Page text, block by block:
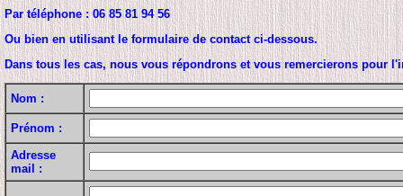
Par téléphone : 06 85 81 94 56
Ou bien en utilisant le formulaire de contact ci-dessous.
Dans tous les cas, nous vous répondrons et vous remercierons pour
Nom :
Prénom :
Adresse
mail :